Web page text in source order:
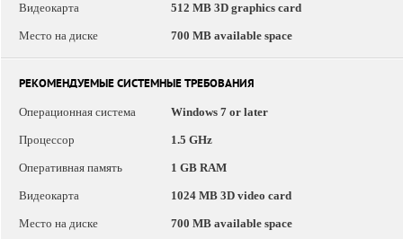
Видеокарта 512 MB 3D graphics card
Место на диске 700 MB available space
РЕКОМЕНДУЕМЫЕ СИСТЕМНЫЕ ТРЕБОВАНИЯ
Операционная система
Windows 7 or later
Процессор 1.5 GHz
Оперативная память 1 GB RAM
Видеокарта 1024 MB 3D video card
Место на диске 700 MB available space